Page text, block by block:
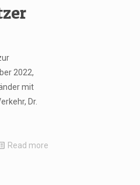
2022,
mit
Dr.
Read more